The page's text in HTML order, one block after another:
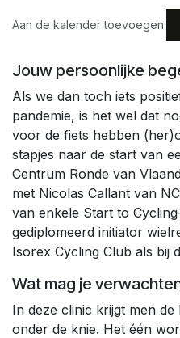
Aan de kalender toevoegen:
Jouw persoonlijke
Als we dan toch iets
pandemie, is het wel dat
voor de fiets hebben
stapjes naar de start van
Centrum Ronde van
met Nicolas Callant van
van enkele Start to
gediplomeerd initiator
Isorex Cycling Club als bij
Wat mag je
In deze clinic krijgt men
onder de knie. Het één